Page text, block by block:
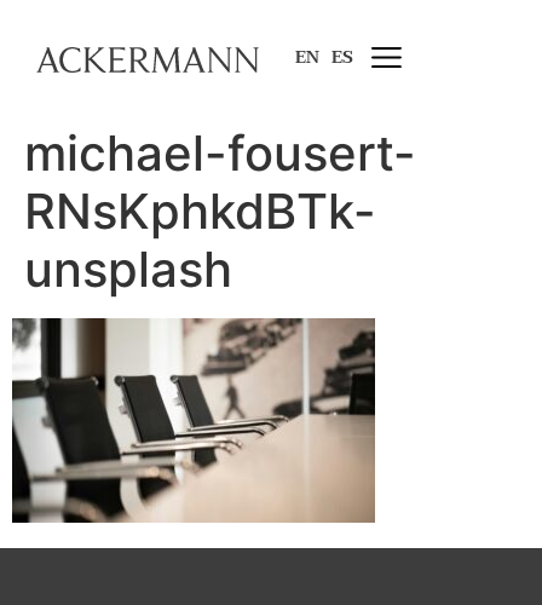
EN ES
michael-fousert-
RNsKphkdBTk-
unsplash